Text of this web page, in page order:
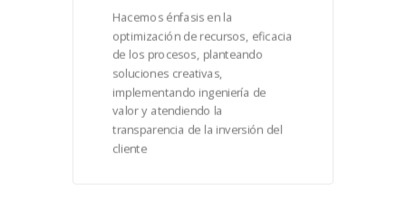
Hacemos énfasis en la
optimización de recursos, eficacia
de los procesos, planteando
soluciones creativas,
implementando ingeniería de
valor y atendiendo la
transparencia de la inversión del
cliente